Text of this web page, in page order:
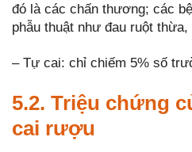
đó là các chấn thương; các
phẫu thuật như đau ruột thừa,
– Tự cai: chỉ chiếm 5% số
5.2. Triệu chứng
cai rượu